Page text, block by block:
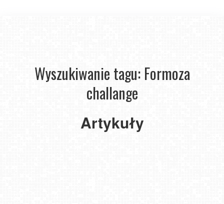
Wyszukiwanie tagu: Formoza
challange
Artykuły